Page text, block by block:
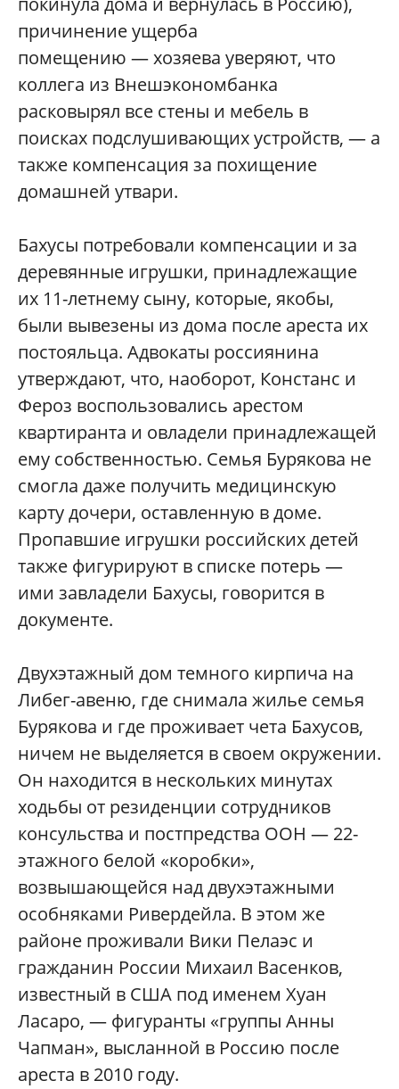
причинение ущерба
помещению — хозяева уверяют, что
коллега из Внешэкономбанка
расковырял все стены и мебель в
поисках подслушивающих устройств, — а
также компенсация за похищение
домашней утвари.
Бахусы потребовали компенсации и за
деревянные игрушки, принадлежащие
их 11-летнему сыну, которые, якобы,
были вывезены из дома после ареста их
постояльца. Адвокаты россиянина
утверждают, что, наоборот, Констанс и
Фероз воспользовались арестом
квартиранта и овладели принадлежащей
ему собственностью. Семья Бурякова не
смогла даже получить медицинскую
карту дочери, оставленную в доме.
Пропавшие игрушки российских детей
также фигурируют в списке потерь —
ими завладели Бахусы, говорится в
документе.
Двухэтажный дом темного кирпича на
Либег-авеню, где снимала жилье семья
Бурякова и где проживает чета Бахусов,
ничем не выделяется в своем окружении.
Он находится в нескольких минутах
ходьбы от резиденции сотрудников
консульства и постпредства ООН — 22-
этажного белой «коробки»,
возвышающейся над двухэтажными
особняками Ривердейла. В этом же
районе проживали Вики Пелаэс и
гражданин России Михаил Васенков,
известный в США под именем Хуан
Ласаро, — фигуранты «группы Анны
Чапман», высланной в Россию после
ареста в 2010 году.